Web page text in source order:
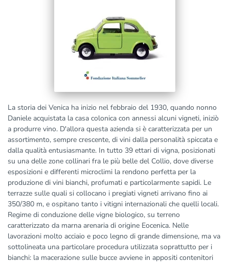
La storia dei Venica ha inizio nel febbraio del 1930, quando nonno
Daniele acquistata la casa colonica con annessi alcuni vigneti, iniziò
a produrre vino. D'allora questa azienda si è caratterizzata per un
assortimento, sempre crescente, di vini dalla personalità spiccata e
dalla qualità entusiasmante. In tutto 39 ettari di vigna, posizionati
su una delle zone collinari fra le più belle del Collio, dove diverse
esposizioni e differenti microclimi la rendono perfetta per la
produzione di vini bianchi, profumati e particolarmente sapidi. Le
terrazze sulle quali si collocano i pregiati vigneti arrivano fino ai
350/380 m, e ospitano tanto i vitigni internazionali che quelli locali.
Regime di conduzione delle vigne biologico, su terreno
caratterizzato da marna arenaria di origine Eocenica. Nelle
lavorazioni molto acciaio e poco legno di grande dimensione, ma va
sottolineata una particolare procedura utilizzata soprattutto per i
bianchi: la macerazione sulle bucce avviene in appositi contenitori